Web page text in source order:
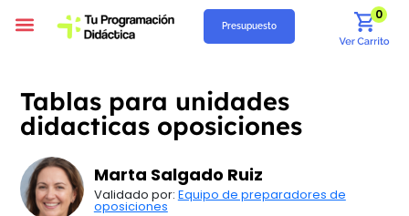
Presupuesto
0
Tablas para unidades
didacticas oposiciones
Marta Salgado Ruiz
Validado por: Equipo de preparadores de
oposiciones